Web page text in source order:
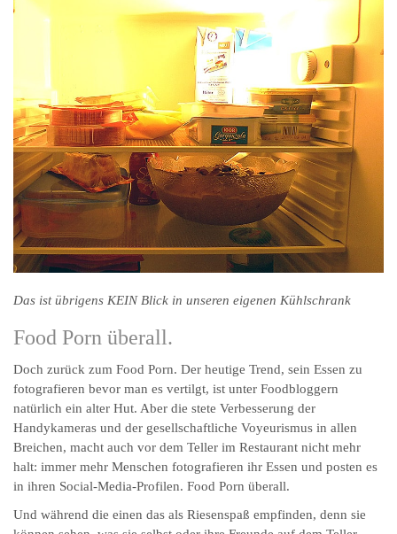
Das ist übrigens KEIN Blick in unseren eigenen Kühlschrank
Food Porn überall.
Doch zurück zum Food Porn. Der heutige Trend, sein Essen zu
fotografieren bevor man es vertilgt, ist unter Foodbloggern
natürlich ein alter Hut. Aber die stete Verbesserung der
Handykameras und der gesellschaftliche Voyeurismus in allen
Breichen, macht auch vor dem Teller im Restaurant nicht mehr
halt: immer mehr Menschen fotografieren ihr Essen und posten es
in ihren Social-Media-Profilen. Food Porn überall.
Und während die einen das als Riesenspaß empfinden, denn sie